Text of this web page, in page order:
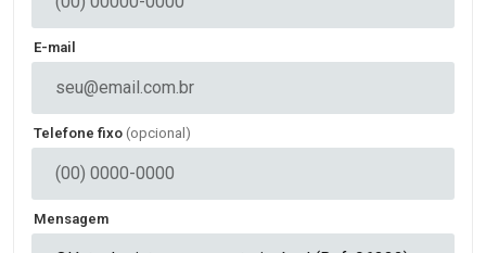
E-mail
Telefone fixo (opcional)
Mensagem